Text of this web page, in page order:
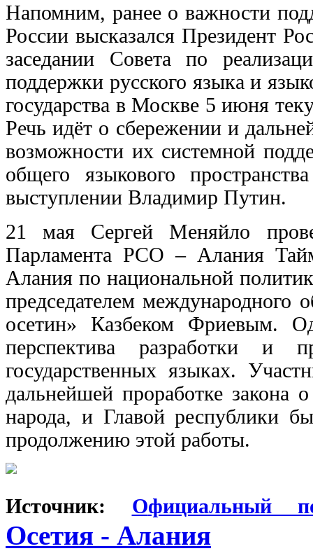
Напомним, ранее о важности
России высказался Президент
заседании Совета по
поддержки русского языка и
государства в Москве 5 июня
Речь идёт о сбережении и
возможности их системной
общего языкового
выступлении Владимир Путин.
21 мая Сергей Меняйло
Парламента РСО – Алания
Алания по национальной
председателем
осетин» Казбеком Фриевым.
перспектива разработки и
государственных языках.
дальнейшей проработке закона
народа, и Главой республики
продолжению этой работы.
Источник: Официальный
Осетия - Алания